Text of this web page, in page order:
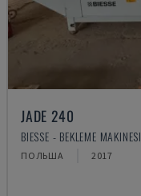
JADE 240
BIESSE - BEKLEME MAKINESI
ПОЛЬША 2017